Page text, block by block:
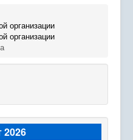
организации
организации
2026